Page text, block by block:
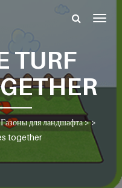
TURF
Газоны для ландшафта> >
together